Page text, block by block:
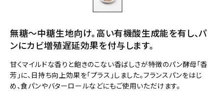
無糖～中糖生地向け。高い有機酸生成能を有し、パ
ンにカビ増殖遅延効果を付与します。
甘くマイルドな香りと飽きのこない香ばしさが特徴のパン酵母「香
芳」に、日持ち向上効果を「プラス」しました。フランスパンをはじ
め、食パンやバターロールなどにもご使用いただけます。